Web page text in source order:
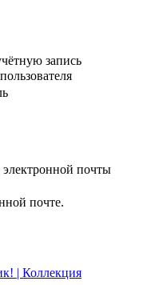
запись
почты
почте.
| Коллекция